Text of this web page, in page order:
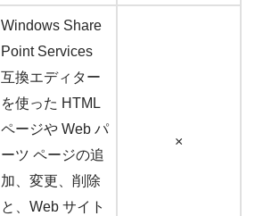
Windows Share
Point Services
互換エディター
を使った HTML
ページや Web パ
ーツ ページの追
加、変更、削除
と、Web サイト
×